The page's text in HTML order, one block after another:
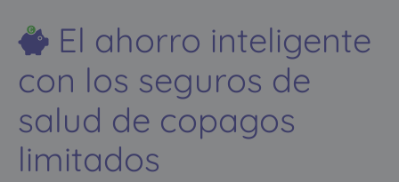
El ahorro inteligente
con los seguros de
salud de copagos
limitados